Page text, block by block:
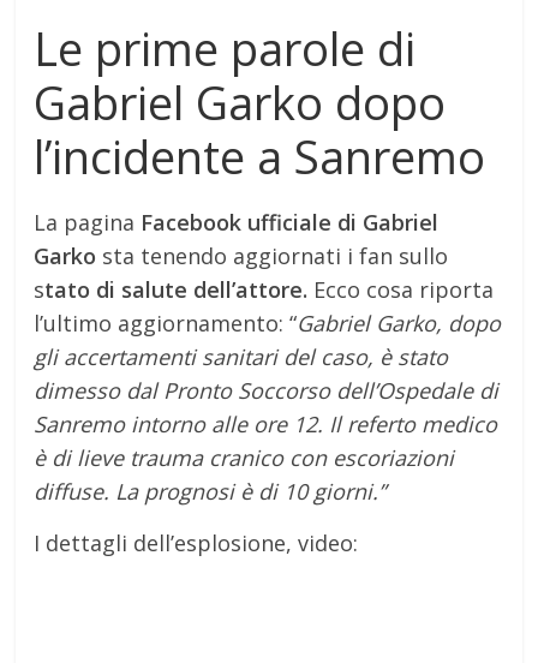
Le prime parole di
Gabriel Garko dopo
l’incidente a Sanremo
La pagina Facebook ufficiale di Gabriel
Garko sta tenendo aggiornati i fan sullo
stato di salute dell’attore. Ecco cosa riporta
l’ultimo aggiornamento: “Gabriel Garko, dopo
gli accertamenti sanitari del caso, è stato
dimesso dal Pronto Soccorso dell’Ospedale di
Sanremo intorno alle ore 12. Il referto medico
è di lieve trauma cranico con escoriazioni
diffuse. La prognosi è di 10 giorni.”
I dettagli dell’esplosione, video: